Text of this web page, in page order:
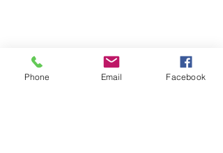
Phone Email Facebook